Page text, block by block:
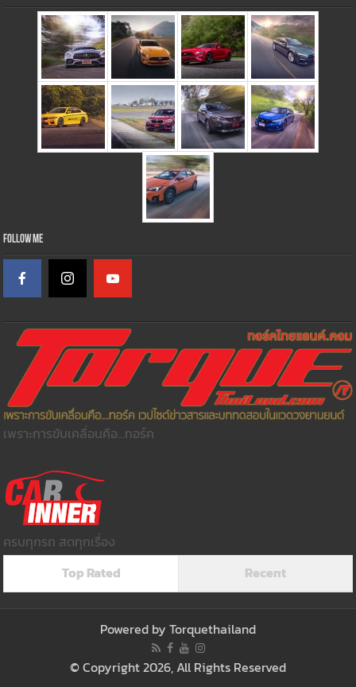
Follow Me
เพราะการขับเคลื่อนคือ...ทอร์ค
ครบทุกรถ สดทุกเรื่อง
Top Rated
Recent
Powered by Torquethailand
© Copyright 2026, All Rights Reserved